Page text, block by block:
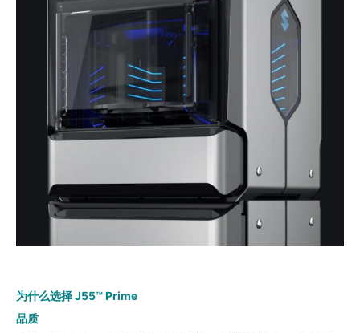
为什么选择 J55™ Prime
品质